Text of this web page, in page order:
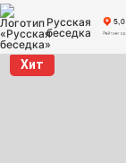
Русская
беседка
Хит